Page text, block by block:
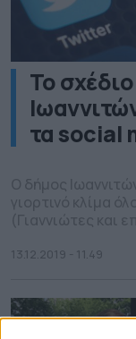
Το
τα social
κατακλύσουν
χρησιμοποιούν
13.12.2019 - 11.49